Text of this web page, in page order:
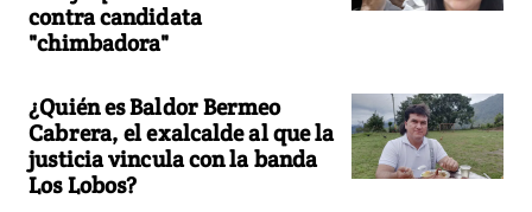
contra candidata
"chimbadora"
¿Quién es Baldor Bermeo
Cabrera, el exalcalde al que la
justicia vincula con la banda
Los Lobos?